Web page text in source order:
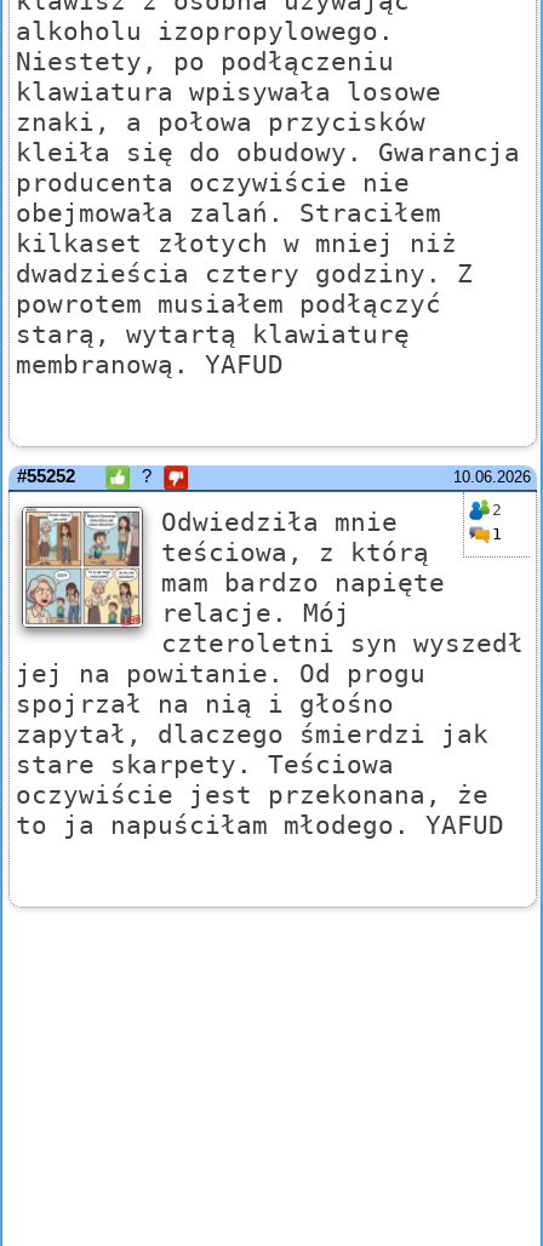
alkoholu izopropylowego.
Niestety, po podłączeniu
klawiatura wpisywała losowe
znaki, a połowa przycisków
kleiła się do obudowy. Gwarancja
producenta oczywiście nie
obejmowała zalań. Straciłem
kilkaset złotych w mniej niż
dwadzieścia cztery godziny. Z
powrotem musiałem podłączyć
starą, wytartą klawiaturę
membranową. YAFUD
10.06.2026
#55252 ?
2
1
Odwiedziła mnie
teściowa, z którą
mam bardzo napięte
relacje. Mój
czteroletni syn wyszedł
jej na powitanie. Od progu
spojrzał na nią i głośno
zapytał, dlaczego śmierdzi jak
stare skarpety. Teściowa
oczywiście jest przekonana, że
to ja napuściłam młodego. YAFUD